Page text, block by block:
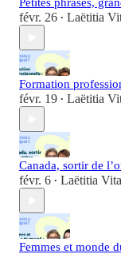
févr. 26 • Laëtitia
Formation
févr. 19 • Laëtitia
Canada, sortir de
févr. 6 • Laëtitia
Femmes et monde